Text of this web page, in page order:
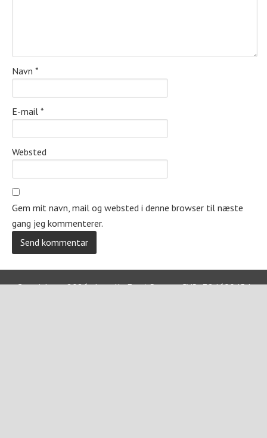
Navn *
E-mail *
Websted
Gem mit navn, mail og websted i denne browser til næste
gang jeg kommenterer.
Copyright © 2026 · Jewells For A Reason CVR: 38469045 |